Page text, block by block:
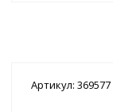
Артикул: 369577